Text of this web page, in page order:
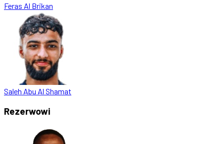
Feras Al Brikan
Saleh Abu Al Shamat
Rezerwowi